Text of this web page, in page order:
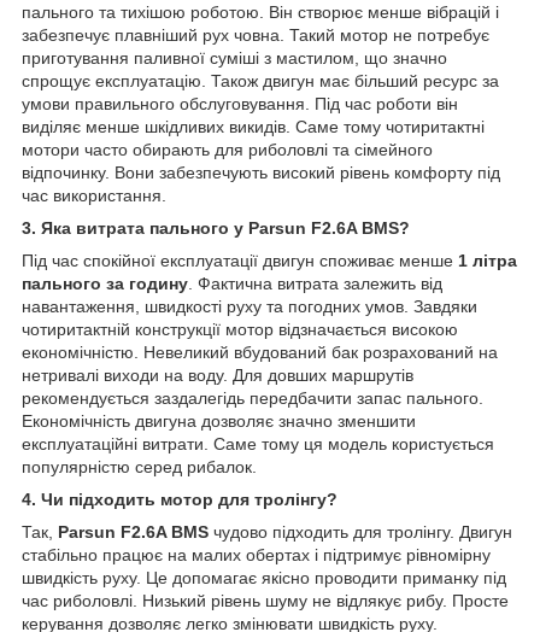
пального та тихішою роботою. Він створює менше вібрацій і
забезпечує плавніший рух човна. Такий мотор не потребує
приготування паливної суміші з мастилом, що значно
спрощує експлуатацію. Також двигун має більший ресурс за
умови правильного обслуговування. Під час роботи він
виділяє менше шкідливих викидів. Саме тому чотиритактні
мотори часто обирають для риболовлі та сімейного
відпочинку. Вони забезпечують високий рівень комфорту під
час використання.
3. Яка витрата пального у Parsun F2.6A BMS?
Під час спокійної експлуатації двигун споживає менше 1 літра
пального за годину . Фактична витрата залежить від
навантаження, швидкості руху та погодних умов. Завдяки
чотиритактній конструкції мотор відзначається високою
економічністю. Невеликий вбудований бак розрахований на
нетривалі виходи на воду. Для довших маршрутів
рекомендується заздалегідь передбачити запас пального.
Економічність двигуна дозволяє значно зменшити
експлуатаційні витрати. Саме тому ця модель користується
популярністю серед рибалок.
4. Чи підходить мотор для тролінгу?
Так, Parsun F2.6A BMS чудово підходить для тролінгу. Двигун
стабільно працює на малих обертах і підтримує рівномірну
швидкість руху. Це допомагає якісно проводити приманку під
час риболовлі. Низький рівень шуму не відлякує рибу. Просте
керування дозволяє легко змінювати швидкість руху.